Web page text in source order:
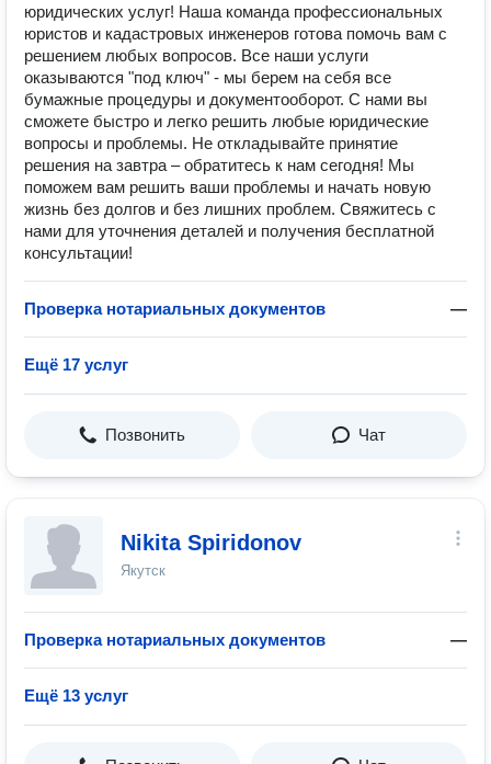
юридических услуг! Наша команда профессиональных
юристов и кадастровых инженеров готова помочь вам с
решением любых вопросов. Все наши услуги
оказываются "под ключ" - мы берем на себя все
бумажные процедуры и документооборот. С нами вы
сможете быстро и легко решить любые юридические
вопросы и проблемы. Не откладывайте принятие
решения на завтра – обратитесь к нам сегодня! Мы
поможем вам решить ваши проблемы и начать новую
жизнь без долгов и без лишних проблем. Свяжитесь с
нами для уточнения деталей и получения бесплатной
консультации!
Проверка нотариальных документов —
Ещё 17 услуг
Позвонить Чат
Nikita Spiridonov
Якутск
Проверка нотариальных документов —
Ещё 13 услуг